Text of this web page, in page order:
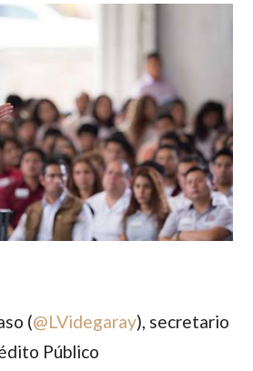
(@LVidegaray), secretario
Público